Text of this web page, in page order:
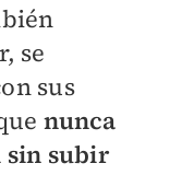
se
sus
nunca
sin subir